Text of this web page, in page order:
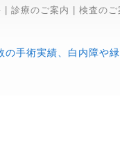
診療のご案内 検査のご
の手術実績、白内障や